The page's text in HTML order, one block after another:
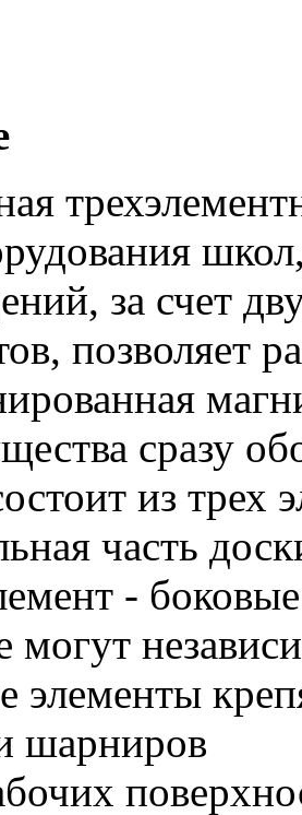
за счет
позволяет
сразу
из трех
часть
-
могут
элементы
шарниров